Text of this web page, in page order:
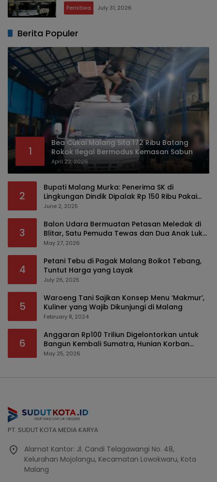
Peristiwa July 31, 2026
Berita Populer
1
Bea Cukai Malang Sita 172 Ribu Batang
Rokok Ilegal Bermodus Kemasan Sabun
April 22, 2026
2
Bupati Malang Murka: Penerima SK di
Lingkungan Dindik Dipalak Rp 150 Ribu Pakai
Modus Tumpengan, KPK Turut Pantau
June 2, 2025
3
Balon Udara Bermuatan Petasan Meledak di
Blitar, Satu Pemuda Tewas dan Dua Anak Luka
Serius
May 27, 2026
4
Petani Tebu di Pagak Malang Boikot Tebang,
Tuntut Harga yang Layak
July 26, 2025
5
Waroeng Tani Sajikan Konsep Menu ‘Makmur’,
Kuliner yang Wajib Dikunjungi di Malang
February 8, 2024
6
Anggaran Rp100 Triliun Digelontorkan untuk
Bangun Kembali Sumatra, Hunian Korban
Bencana Bakal Difokuskan
May 25, 2026
PT. SUDUT KOTA MEDIA KARYA
Alamat Kantor: Jl. Candi Telagawangi No. 48,
Kelurahan Mojolangu, Kecamatan Lowokwaru, Kota
Malang